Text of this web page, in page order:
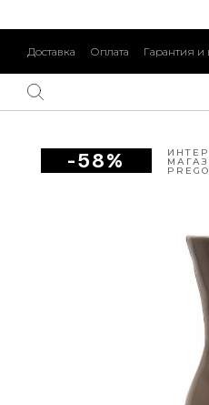
Доставка Оплата Гарантия и
-58% PREGO